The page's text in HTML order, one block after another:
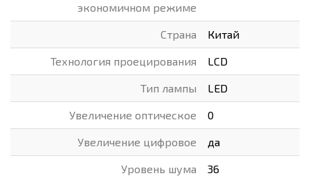
экономичном режиме
Страна Китай
Технология проецирования LCD
Тип лампы LED
Увеличение оптическое 0
Увеличение цифровое да
Уровень шума 36